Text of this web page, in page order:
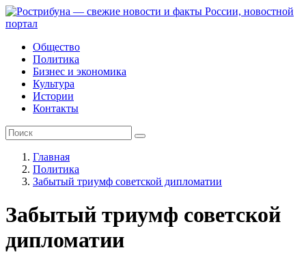
Общество
Политика
Бизнес и экономика
Культура
Истории
Контакты
Главная
Политика
Забытый триумф советской дипломатии
Забытый триумф советской
дипломатии